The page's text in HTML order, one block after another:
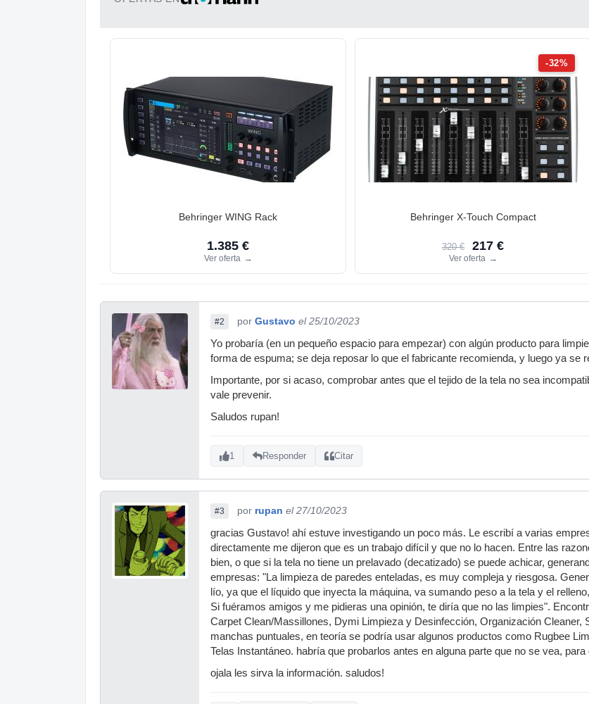
Behringer WING Rack
1.385 €
Ver oferta →
-32%
Behringer X-Touch Compact
320 € 217 €
Ver oferta →
#2 por Gustavo el 25/10/2023
Yo probaría (en un pequeño espacio para empezar) con algún producto para
forma de espuma; se deja reposar lo que el fabricante recomienda, y luego ya se
Importante, por si acaso, comprobar antes que el tejido de la tela no sea
vale prevenir.
Saludos rupan!
1 Responder Citar
#3 por rupan el 27/10/2023
gracias Gustavo! ahí estuve investigando un poco más. Le escribí a varias
directamente me dijeron que es un trabajo difícil y que no lo hacen. Entre las
bien, o que si la tela no tiene un prelavado (decatizado) se puede achicar,
empresas: "La limpieza de paredes enteladas, es muy compleja y riesgosa.
lío, ya que el líquido que inyecta la máquina, va sumando peso a la tela y el
Si fuéramos amigos y me pidieras una opinión, te diría que no las limpies".
Carpet Clean/Massillones, Dymi Limpieza y Desinfección, Organización Cleaner,
manchas puntuales, en teoría se podría usar algunos productos como Rugbee
Telas Instantáneo. habría que probarlos antes en alguna parte que no se vea,
ojala les sirva la información. saludos!